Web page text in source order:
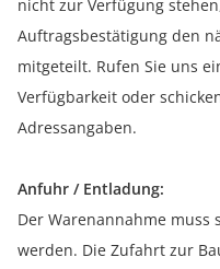
nicht zur Verfügung
Auftragsbestätigung den
mitgeteilt. Rufen Sie uns
Verfügbarkeit oder
Adressangaben.
Anfuhr / Entladung:
Der Warenannahme
werden. Die Zufahrt zur